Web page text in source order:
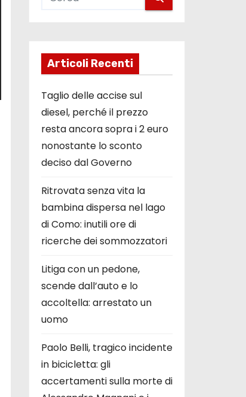
Articoli Recenti
Taglio delle accise sul
diesel, perché il prezzo
resta ancora sopra i 2 euro
nonostante lo sconto
deciso dal Governo
Ritrovata senza vita la
bambina dispersa nel lago
di Como: inutili ore di
ricerche dei sommozzatori
Litiga con un pedone,
scende dall’auto e lo
accoltella: arrestato un
uomo
Paolo Belli, tragico incidente
in bicicletta: gli
accertamenti sulla morte di